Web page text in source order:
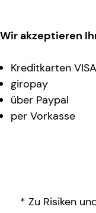
Wir akzeptieren
Kreditkarten
giropay
über Paypal
per Vorkasse
* Zu Risiken